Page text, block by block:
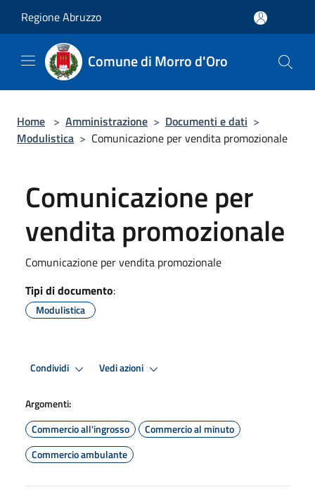
Regione Abruzzo
Comune di Morro d'Oro
Home > Amministrazione > Documenti e dati >
Modulistica > Comunicazione per vendita promozionale
Comunicazione per
vendita promozionale
Comunicazione per vendita promozionale
Tipi di documento:
Modulistica
Condividi Vedi azioni
Argomenti:
Commercio all'ingrosso
Commercio al minuto
Commercio ambulante